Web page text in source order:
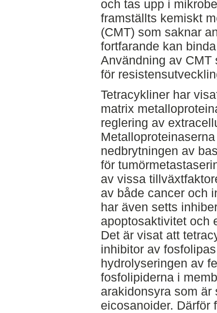
och tas upp i
framställts kemiskt
(CMT) som saknar
fortfarande kan
Användning av
för
Tetracykliner har
matrix
reglering av
nedbrytningen av
för
av vissa
av både cancer och
har även setts
apoptosaktivitet och
Det är visat att
inhibitor av
hydrolyseringen av
fosfolipiderna i
arakidonsyra som
eicosanoider. Därför